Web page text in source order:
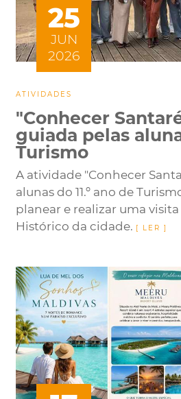
25
JUN
2026
ATIVIDADES
"Conhecer
guiada pelas
Turismo
A atividade "Conhecer
alunas do 11.º ano de
planear e realizar uma
Histórico da cidade.